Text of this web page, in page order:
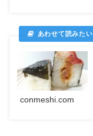
conmeshi.com